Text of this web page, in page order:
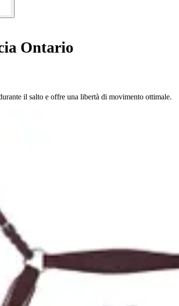
Ontario
il salto e offre una libertà di movimento ottimale.